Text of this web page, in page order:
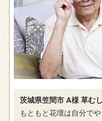
茨城県笠間市 A様 草む
もともと花壇は自分で